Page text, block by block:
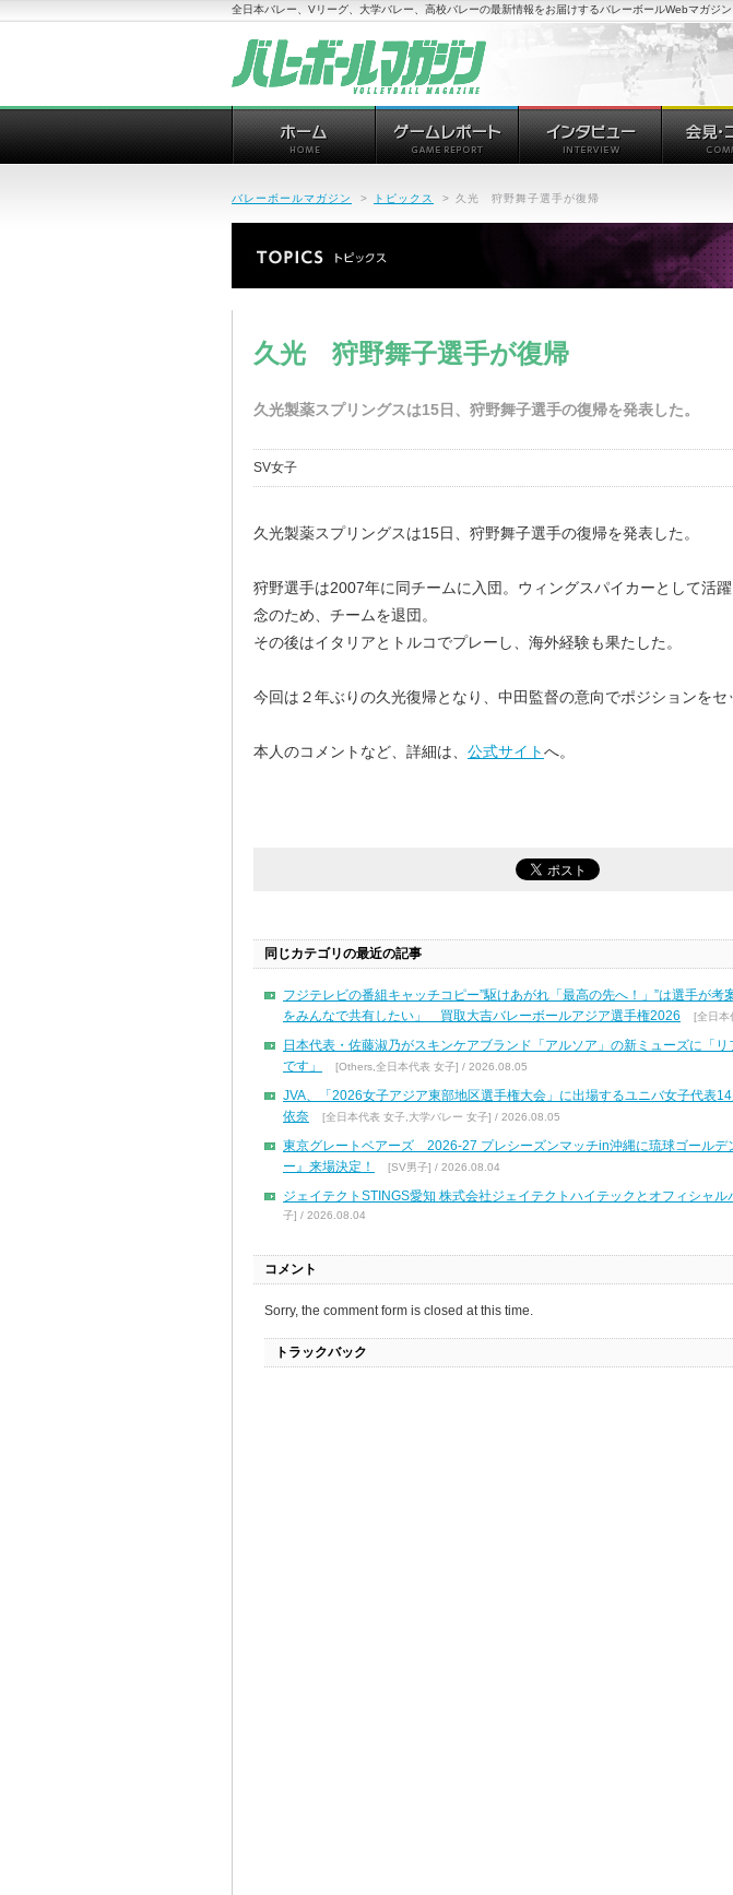
全日本バレー、Vリーグ、大学バレー、高校バレーの最新情報をお届けするバレーボールWebマガジ
バレーボールマガジン > トピックス > 久光 狩野舞子選手が復帰
久光 狩野舞子選手が復帰
久光製薬スプリングスは15日、狩野舞子選手の復帰を発表した。
SV女子
久光製薬スプリングスは15日、狩野舞子選手の復帰を発表した。
狩野選手は2007年に同チームに入団。ウィングスパイカーとして活
念のため、チームを退団。
その後はイタリアとトルコでプレーし、海外経験も果たした。
今回は２年ぶりの久光復帰となり、中田監督の意向でポジションをセ
本人のコメントなど、詳細は、 公式サイトへ。
同じカテゴリの最近の記事
フジテレビの番組キャッチコピー”駆けあがれ「最高の先へ！」”は選手が
をみんなで共有したい」 買取大吉バレーボールアジア選手権2026
[全日本
日本代表・佐藤淑乃がスキンケアブランド「アルソア」の新ミューズに「
です」
[Others,全日本代表 女子] / 2026.08.05
JVA、「2026女子アジア東部地区選手権大会」に出場するユニバ女子代表
依奈
[全日本代表 女子,大学バレー 女子] / 2026.08.05
東京グレートベアーズ 2026-27 プレシーズンマッチin沖縄に琉球ゴールデ
ー』来場決定！
[SV男子] / 2026.08.04
ジェイテクトSTINGS愛知 株式会社ジェイテクトハイテックとオフィシャ
子] / 2026.08.04
コメント
Sorry, the comment form is closed at this time.
トラックバック